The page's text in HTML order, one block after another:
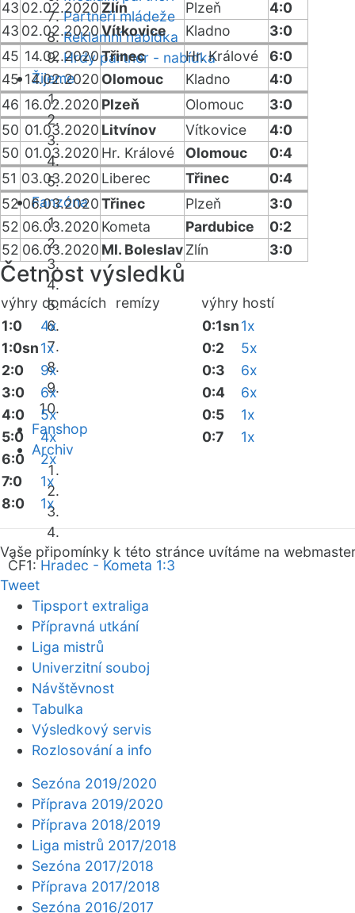
Partneři mládeže
Reklamní nabídka
Hrdý partner - nabídka
Žijeme
Fanzóna
Fanshop
Archiv
ČF1:Hradec - Kometa 1:3
43 02.02.2020 Zlín Plzeň
4:0
43 02.02.2020Vítkovice Kladno
3:0
45 14.02.2020Třinec Hr. Králové
6:0
45 14.02.2020 Olomouc Kladno
4:0
46 16.02.2020 Plzeň Olomouc
3:0
50 01.03.2020 Litvínov Vítkovice
4:0
50 01.03.2020 Hr. Králové Olomouc
0:4
51 03.03.2020 Liberec Třinec
0:4
52 06.03.2020Třinec Plzeň
3:0
52 06.03.2020 Kometa Pardubice
0:2
52 06.03.2020 Ml. BoleslavZlín 3:0
Četnost výsledků
výhry domácích remízy výhry hostí
1:0
4x
1:0sn1x
2:0
9x
3:0
6x
4:0
5x
5:0
4x
6:0
2x
7:0
1x
8:0
1x
0:1sn1x
0:2
5x
0:3
6x
0:4
6x
0:5
1x
0:7
1x
Vaše připomínky k této stránce uvítáme na webmaster
Tweet
Tipsport extraliga
Přípravná utkání
Liga mistrů
Univerzitní souboj
Návštěvnost
Tabulka
Výsledkový servis
Rozlosování a info
Sezóna 2019/2020
Příprava 2019/2020
Příprava 2018/2019
Liga mistrů 2017/2018
Sezóna 2017/2018
Příprava 2017/2018
Sezóna 2016/2017